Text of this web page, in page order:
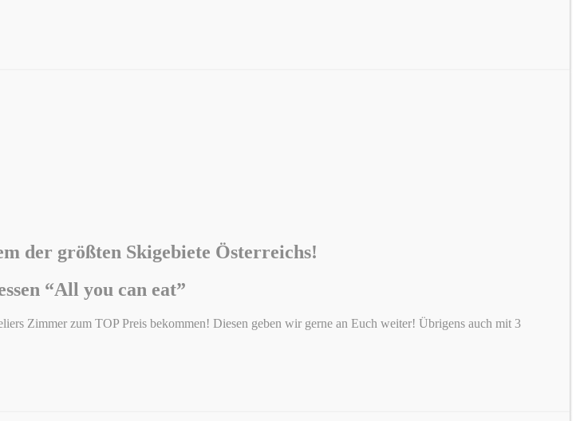
der größten Skigebiete Österreichs!
“All you can eat”
Zimmer zum TOP Preis bekommen! Diesen geben wir gerne an Euch weiter! Übrigens auch mit 3